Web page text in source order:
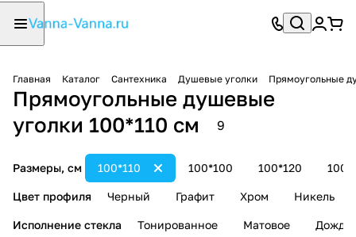
Главная Каталог Сантехника Душевые уголки Прямоугольные
Прямоугольные душевые
уголки 100*110 см
9
Размеры, см 100*100
100*110 100*120
Цвет профиля Черный Графит Хром Никель
Исполнение стекла Тонированное Матовое Дождь